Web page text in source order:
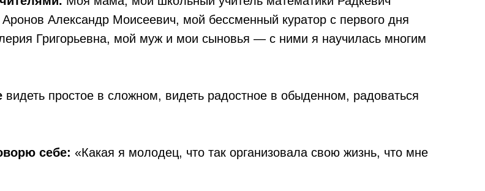
Александр Моисеевич, мой бессменный куратор с первого дня
Григорьевна, мой муж и мои сыновья — с ними я научилась многим
видеть простое в сложном, видеть радостное в обыденном, радоваться
себе: «Какая я молодец, что так организовала свою жизнь, что мне